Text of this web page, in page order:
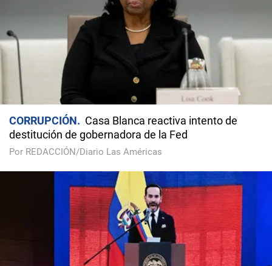
CORRUPCIÓN
Casa Blanca reactiva intento de
destitución de gobernadora de la Fed
Por REDACCIÓN/Diario Las Américas